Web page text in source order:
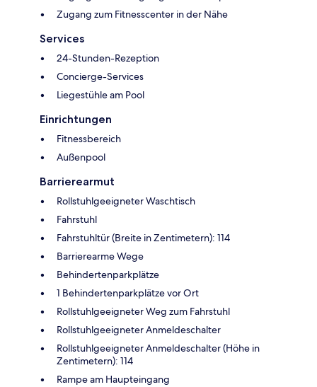
Zugang zum Fitnesscenter in der Nähe
Services
24-Stunden-Rezeption
Concierge-Services
Liegestühle am Pool
Einrichtungen
Fitnessbereich
Außenpool
Barrierearmut
Rollstuhlgeeigneter Waschtisch
Fahrstuhl
Fahrstuhltür (Breite in Zentimetern): 114
Barrierearme Wege
Behindertenparkplätze
1 Behindertenparkplätze vor Ort
Rollstuhlgeeigneter Weg zum Fahrstuhl
Rollstuhlgeeigneter Anmeldeschalter
Rollstuhlgeeigneter Anmeldeschalter (Höhe in
Zentimetern): 114
Rampe am Haupteingang